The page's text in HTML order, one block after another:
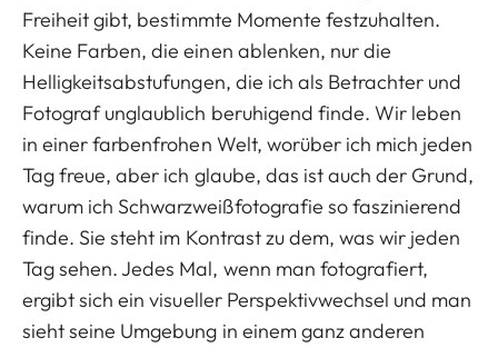
Freiheit gibt, bestimmte Momente festzuhalten.
Keine Farben, die einen ablenken, nur die
Helligkeitsabstufungen, die ich als Betrachter und
Fotograf unglaublich beruhigend finde. Wir leben
in einer farbenfrohen Welt, worüber ich mich jeden
Tag freue, aber ich glaube, das ist auch der Grund,
warum ich Schwarzweißfotografie so faszinierend
finde. Sie steht im Kontrast zu dem, was wir jeden
Tag sehen. Jedes Mal, wenn man fotografiert,
ergibt sich ein visueller Perspektivwechsel und man
sieht seine Umgebung in einem ganz anderen